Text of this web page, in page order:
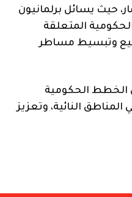
حيث يسائل برلمانيون
المتعلقة
وتبسيط مساطر
الخطط الحكومية
النائية، وتعزيز